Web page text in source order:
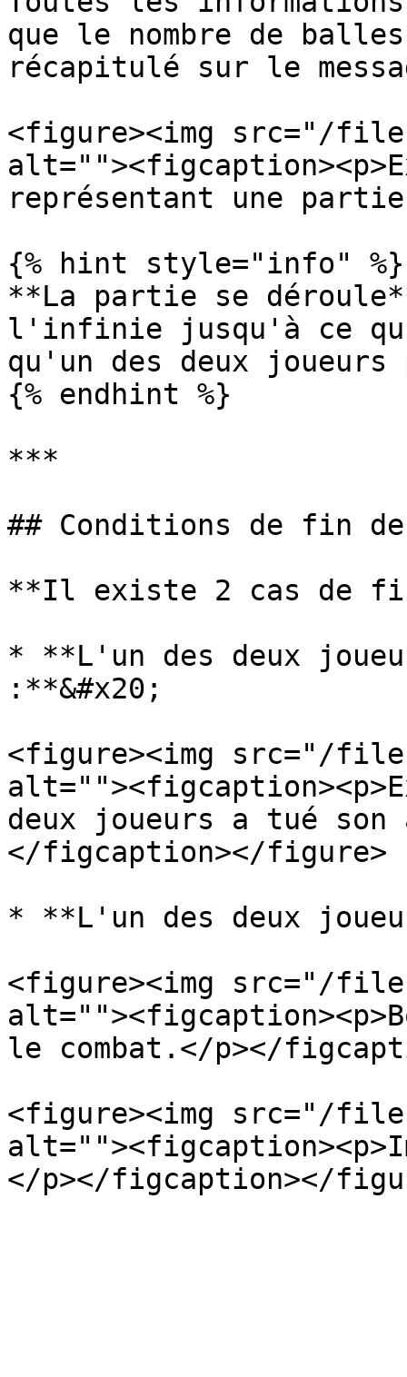
que le nombre de
récapitulé sur le
<figure><img src="/files/
représentant une
{% hint style="info" %}
**La partie se
l'infinie jusqu'à ce
qu'un des deux
{% endhint %}
***
## Conditions de fin
**Il existe 2 cas de
* **L'un des deux
:**&#x20;
<figure><img src="/
deux joueurs a tué son
</figcaption></figure>
* **L'un des deux
<figure><img src="/files/
le combat.</p></
<figure><img src="/files/